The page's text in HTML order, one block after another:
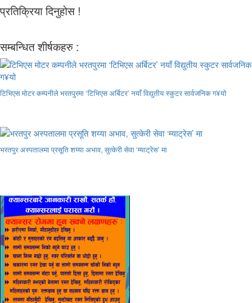
प्रतिक्रिया दिनुहोस !
सम्बन्धित शीर्षकहरु :
टिभिएस मोटर कम्पनीले भरतपुरमा ‘टिभिएस अर्बिटर’ नयाँ विद्युतीय स्कुटर सार्वजनिक ग¥यो
भरतपुर अस्पतालमा प्रसूति शय्या अभाव, सुत्केरी सेवा ‘म्याट्रेस’ मा